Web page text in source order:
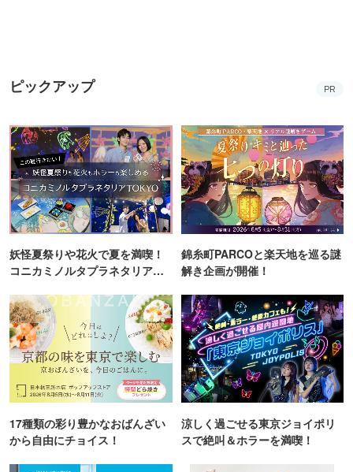
ピックアップ PR
妖怪夏祭りや花火で夏を満喫！
コニカミノルタプラネタリア
錦糸町PARCOと楽天地を巡る謎
解き企画が開催！
17種類の彩り豊かなおばんざい
から自由にチョイス！
涼しく過ごせる東京ジョイポリ
スで絶叫＆ホラーを満喫！